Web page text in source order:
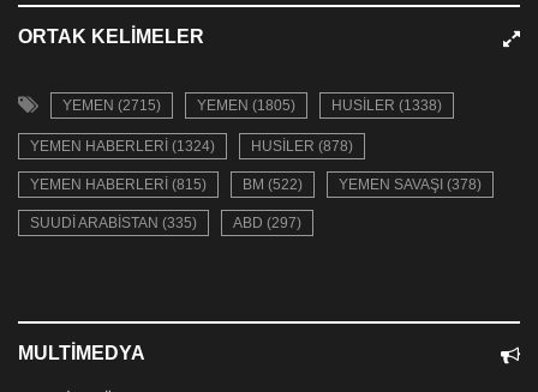
ORTAK KELIMELER
YEMEN (2715) YEMEN (1805) HUSILER (1338)
YEMEN HABERLERI (1324) HUSILER (878)
YEMEN HABERLERI (815) BM (522) YEMEN SAVAŞI (378)
SUUDI ARABISTAN (335) ABD (297)
MULTIMEDYA